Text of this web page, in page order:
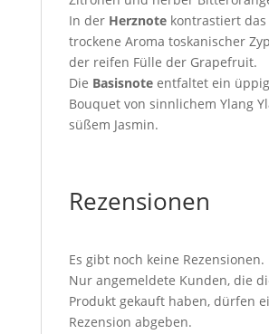
In der Herznotekontrastiert das
trockene Aroma toskanischer
der reifen Fülle der Grapefruit.
Die Basisnoteentfaltet ein
Bouquet von sinnlichem Ylang
süßem Jasmin.
Rezensionen
Es gibt noch keine Rezensionen.
Nur angemeldete Kunden, die
Produkt gekauft haben, dürfen
Rezension abgeben.